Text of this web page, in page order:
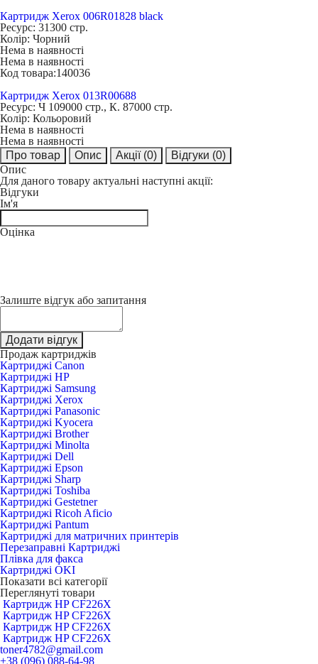
Картридж Xerox 006R01828 black
Ресурс: 31300 стр.
Колір: Чорний
Нема в наявності
Нема в наявності
Код товара:140036
Картридж Xerox 013R00688
Ресурс: Ч 109000 стр., К. 87000 стр.
Колір: Кольоровий
Нема в наявності
Нема в наявності
Про товар
Опис Акції (0) Відгуки (0)
Опис
Для даного товару актуальні наступні акції:
Відгуки
Ім'я
Оцінка
Залиште відгук або запитання
Додати відгук
Продаж картриджів
Картриджі Canon
Картриджі HP
Картриджі Samsung
Картриджі Xerox
Картриджі Panasonic
Картриджі Kyocera
Картриджі Brother
Картриджі Minolta
Картриджі Dell
Картриджі Epson
Картриджі Sharp
Картриджі Toshiba
Картриджі Gestetner
Картриджі Ricoh Aficio
Картриджі Pantum
Картриджі для матричних принтерів
Перезаправні Картриджі
Плівка для факса
Картриджі OKI
Показати всі категорії
Переглянуті товари
Картридж HP CF226X
Картридж HP CF226X
Картридж HP CF226X
Картридж HP CF226X
toner4782@gmail.com
+38 (096) 088-64-98